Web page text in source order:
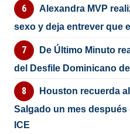
Alexandra MVP
sexo y deja entrever que
De Último Minuto
del Desfile Dominicano
Houston recuerda
Salgado un mes
ICE